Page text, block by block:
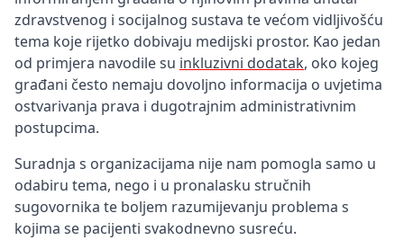
zdravstvenog i socijalnog sustava te većom vidljivošću
tema koje rijetko dobivaju medijski prostor. Kao jedan
od primjera navodile su inkluzivni dodatak, oko kojeg
građani često nemaju dovoljno informacija o uvjetima
ostvarivanja prava i dugotrajnim administrativnim
postupcima.
Suradnja s organizacijama nije nam pomogla samo u
odabiru tema, nego i u pronalasku stručnih
sugovornika te boljem razumijevanju problema s
kojima se pacijenti svakodnevno susreću.